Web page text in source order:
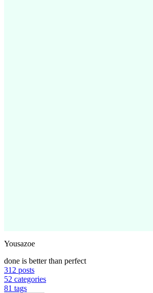
Yousazoe
done is better than perfect
312 posts
52 categories
81 tags